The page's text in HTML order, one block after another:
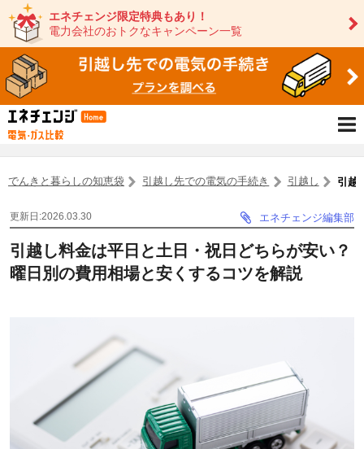
エネチェンジ限定特典もあり！
電力会社のおトクなキャンペーン一覧
でんきと暮らしの知恵袋 引越し先での電気の手続き 引越し 引越
更新日:2026.03.30 エネチェンジ編集部
引越し料金は平日と土日・祝日どちらが安い？
曜日別の費用相場と安くするコツを解説